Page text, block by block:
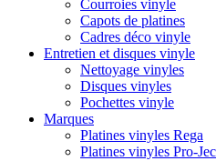
Courroies vinyle
Capots de platines
Cadres déco vinyle
Entretien et disques vinyle
Nettoyage vinyles
Disques vinyles
Pochettes vinyle
Marques
Platines vinyles Rega
Platines vinyles Pro-